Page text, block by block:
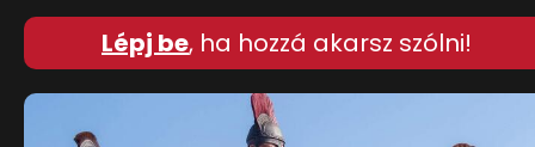
Lépj be, ha hozzá akarsz szólni!